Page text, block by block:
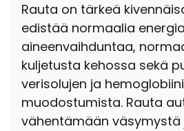
Rauta on tärkeä
edistää normaalia
aineenvaihduntaa,
kuljetusta kehossa sekä
verisolujen ja
muodostumista. Rauta
vähentämään väsymystä